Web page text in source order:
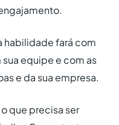
habilidade fará com
equipe e com as
e da sua empresa.
que precisa ser